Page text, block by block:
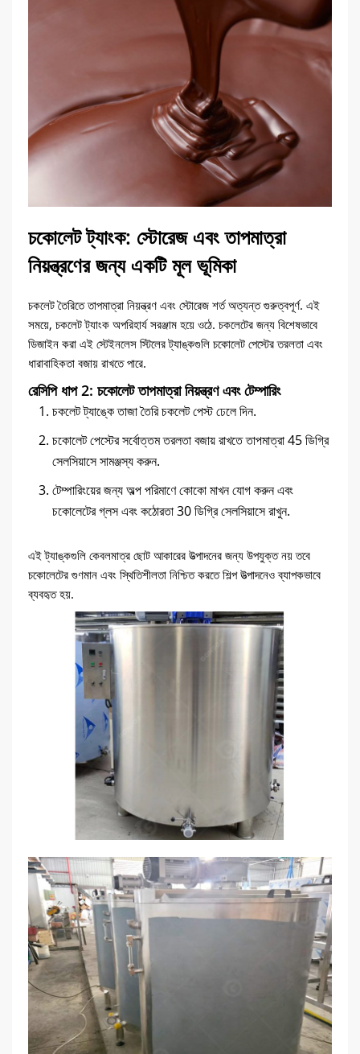
চকোলেট ট্যাংক: স্টোরেজ এবং তাপমাত্রা
নিয়ন্ত্রণের জন্য একটি মূল ভূমিকা
চকলেট তৈরিতে তাপমাত্রা নিয়ন্ত্রণ এবং স্টোরেজ শর্ত অত্যন্ত গুরুত্বপূর্ণ. এই
সময়ে, চকলেট ট্যাংক অপরিহার্য সরঞ্জাম হয়ে ওঠে. চকলেটের জন্য বিশেষভাবে
ডিজাইন করা এই স্টেইনলেস স্টিলের ট্যাঙ্কগুলি চকোলেট পেস্টের তরলতা এবং
ধারাবাহিকতা বজায় রাখতে পারে.
রেসিপি ধাপ 2: চকোলেট তাপমাত্রা নিয়ন্ত্রণ এবং টেম্পারিং
চকলেট ট্যাঙ্কে তাজা তৈরি চকলেট পেস্ট ঢেলে দিন.
চকোলেট পেস্টের সর্বোত্তম তরলতা বজায় রাখতে তাপমাত্রা 45 ডিগ্রি
সেলসিয়াসে সামঞ্জস্য করুন.
টেম্পারিংয়ের জন্য অল্প পরিমাণে কোকো মাখন যোগ করুন এবং
চকোলেটের গ্লস এবং কঠোরতা 30 ডিগ্রি সেলসিয়াসে রাখুন.
এই ট্যাঙ্কগুলি কেবলমাত্র ছোট আকারের উত্পাদনের জন্য উপযুক্ত নয় তবে
চকোলেটের গুণমান এবং স্থিতিশীলতা নিশ্চিত করতে শিল্প উত্পাদনেও ব্যাপকভাবে
ব্যবহৃত হয়.